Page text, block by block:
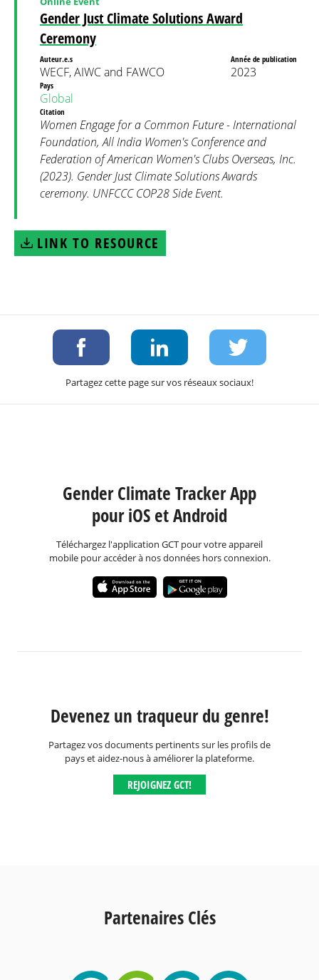
Gender Just Climate Solutions Award
Ceremony
Auteur.e.s
WECF, AIWC and FAWCO
Année de publication
2023
Pays
Global
Citation
Women Engage for a Common Future - International
Foundation, All India Women's Conference and
Federation of American Women's Clubs Overseas, Inc.
(2023). Gender Just Climate Solutions Awards
ceremony. UNFCCC COP28 Side Event.
LINK TO RESOURCE
Partagez cette page sur vos réseaux sociaux!
Gender Climate Tracker App
pour iOS et Android
Téléchargez l'application GCT pour votre appareil
mobile pour accéder à nos données hors connexion.
Devenez un traqueur du genre!
Partagez vos documents pertinents sur les profils de
pays et aidez-nous à améliorer la plateforme.
REJOIGNEZ GCT!
Partenaires Clés